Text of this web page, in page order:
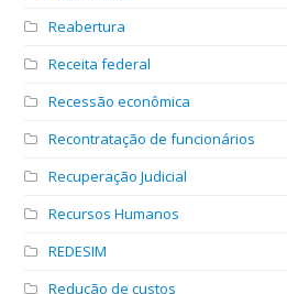
Reabertura
Receita federal
Recessão econômica
Recontratação de funcionários
Recuperação Judicial
Recursos Humanos
REDESIM
Redução de custos